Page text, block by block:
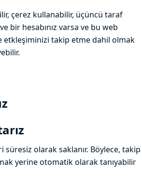
çerez kullanabilir, üçüncü taraf
bir hesabınız varsa ve bu web
etkleşiminizi takip etme dahil olmak
süresiz olarak saklanır. Böylece, takip
yerine otomatik olarak tanıyabilir